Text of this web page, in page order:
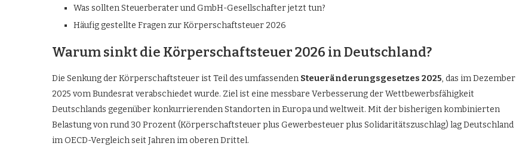
Was sollten Steuerberater und GmbH-Gesellschafter jetzt tun?
Häufig gestellte Fragen zur Körperschaftsteuer 2026
Warum sinkt die Körperschaftsteuer 2026 in Deutschland?
Die Senkung der Körperschaftsteuer ist Teil des umfassenden Steueränderungsgesetzes 2025, das im Dezember
2025 vom Bundesrat verabschiedet wurde. Ziel ist eine messbare Verbesserung der Wettbewerbsfähigkeit
Deutschlands gegenüber konkurrierenden Standorten in Europa und weltweit. Mit der bisherigen kombinierten
Belastung von rund 30 Prozent (Körperschaftsteuer plus Gewerbesteuer plus Solidaritätszuschlag) lag Deutschland
im OECD-Vergleich seit Jahren im oberen Drittel.